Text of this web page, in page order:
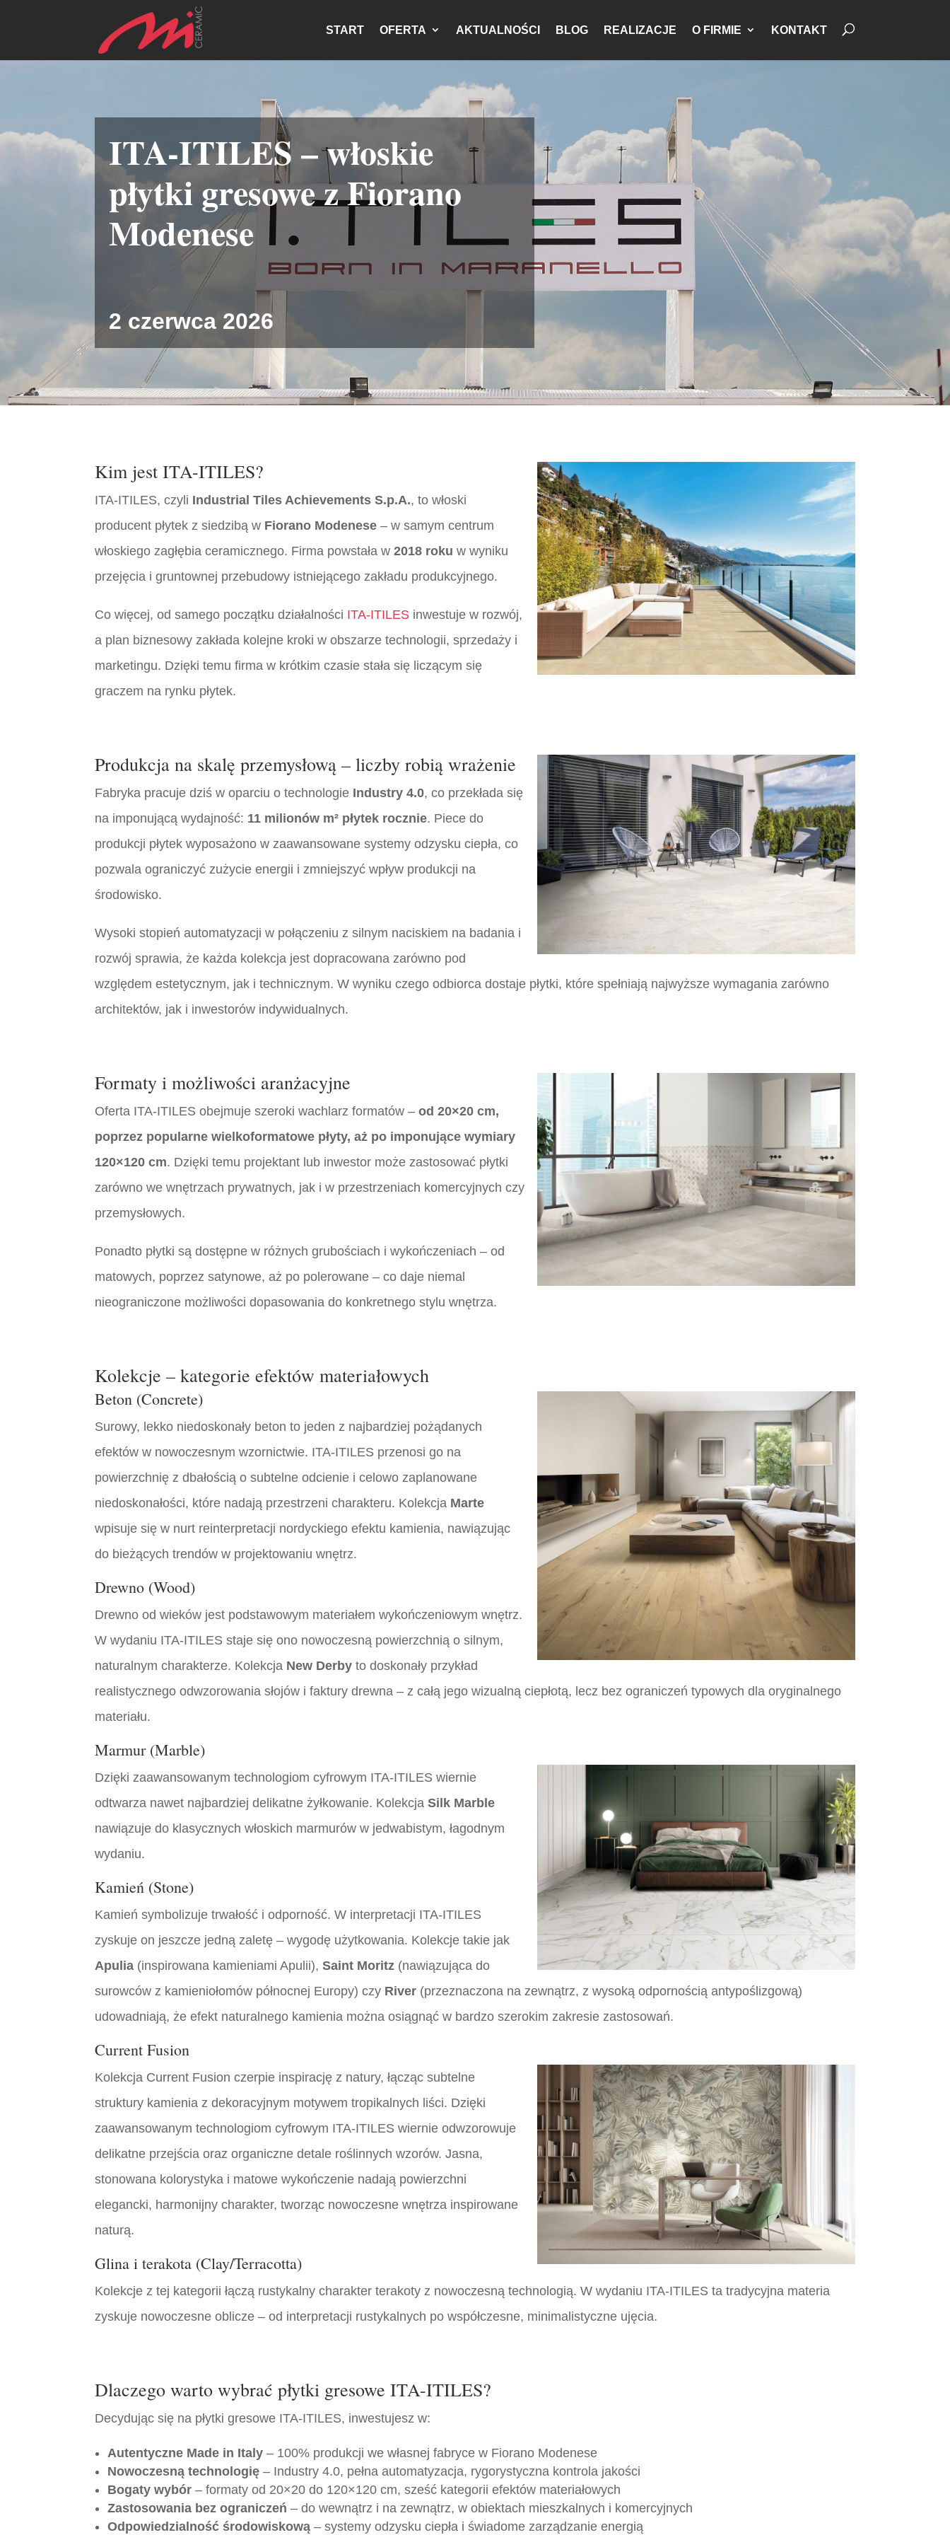
START OFERTA AKTUALNOŚCI BLOG REALIZACJE O FIRMIE KONTAKT
ITA-ITILES – włoskie
płytki gresowe z Fiorano
Modenese
2 czerwca 2026
Kim jest ITA-ITILES?
ITA-ITILES, czyli Industrial Tiles Achievements S.p.A., to włoski
producent płytek z siedzibą w Fiorano Modenese – w samym centrum
włoskiego zagłębia ceramicznego. Firma powstała w2018 roku w wyniku
przejęcia i gruntownej przebudowy istniejącego zakładu produkcyjnego.
Co więcej, od samego początku działalności ITA-ITILES inwestuje w rozwój,
a plan biznesowy zakłada kolejne kroki w obszarze technologii, sprzedaży i
marketingu. Dzięki temu firma w krótkim czasie stała się liczącym się
graczem na rynku płytek.
Produkcja na skalę przemysłową – liczby robią wrażenie
Fabryka pracuje dziś w oparciu o technologie Industry 4.0, co przekłada się
na imponującą wydajność: 11 milionów m² płytek rocznie. Piece do
produkcji płytek wyposażono w zaawansowane systemy odzysku ciepła, co
pozwala ograniczyć zużycie energii i zmniejszyć wpływ produkcji na
środowisko.
Wysoki stopień automatyzacji w połączeniu z silnym naciskiem na badania i
rozwój sprawia, że każda kolekcja jest dopracowana zarówno pod
względem estetycznym, jak i technicznym. W wyniku czego odbiorca dostaje płytki, które spełniają najwyższe wymagania zarówno
architektów, jak i inwestorów indywidualnych.
Formaty i możliwości aranżacyjne
Oferta ITA-ITILES obejmuje szeroki wachlarz formatów –od 20×20 cm,
poprzez popularne wielkoformatowe płyty, aż po imponujące wymiary
120×120 cm. Dzięki temu projektant lub inwestor może zastosować płytki
zarówno we wnętrzach prywatnych, jak i w przestrzeniach komercyjnych czy
przemysłowych.
Ponadto płytki są dostępne w różnych grubościach i wykończeniach – od
matowych, poprzez satynowe, aż po polerowane – co daje niemal
nieograniczone możliwości dopasowania do konkretnego stylu wnętrza.
Kolekcje – kategorie efektów materiałowych
Beton (Concrete)
Surowy, lekko niedoskonały beton to jeden z najbardziej pożądanych
efektów w nowoczesnym wzornictwie. ITA-ITILES przenosi go na
powierzchnię z dbałością o subtelne odcienie i celowo zaplanowane
niedoskonałości, które nadają przestrzeni charakteru. Kolekcja Marte
wpisuje się w nurt reinterpretacji nordyckiego efektu kamienia, nawiązując
do bieżących trendów w projektowaniu wnętrz.
Drewno (Wood)
Drewno od wieków jest podstawowym materiałem wykończeniowym wnętrz.
W wydaniu ITA-ITILES staje się ono nowoczesną powierzchnią o silnym,
naturalnym charakterze. Kolekcja New Derby to doskonały przykład
realistycznego odwzorowania słojów i faktury drewna – z całą jego wizualną ciepłotą, lecz bez ograniczeń typowych dla oryginalnego
materiału.
Marmur (Marble)
Dzięki zaawansowanym technologiom cyfrowym ITA-ITILES wiernie
odtwarza nawet najbardziej delikatne żyłkowanie. KolekcjaSilk Marble
nawiązuje do klasycznych włoskich marmurów w jedwabistym, łagodnym
wydaniu.
Kamień (Stone)
Kamień symbolizuje trwałość i odporność. W interpretacji ITA-ITILES
zyskuje on jeszcze jedną zaletę – wygodę użytkowania. Kolekcje takie jak
Apulia (inspirowana kamieniami Apulii),Saint Moritz (nawiązująca do
surowców z kamieniołomów północnej Europy) czy River (przeznaczona na zewnątrz, z wysoką odpornością antypoślizgową)
udowadniają, że efekt naturalnego kamienia można osiągnąć w bardzo szerokim zakresie zastosowań.
Current Fusion
Kolekcja Current Fusion czerpie inspirację z natury, łącząc subtelne
struktury kamienia z dekoracyjnym motywem tropikalnych liści. Dzięki
zaawansowanym technologiom cyfrowym ITA-ITILES wiernie odwzorowuje
delikatne przejścia oraz organiczne detale roślinnych wzorów. Jasna,
stonowana kolorystyka i matowe wykończenie nadają powierzchni
elegancki, harmonijny charakter, tworząc nowoczesne wnętrza inspirowane
naturą.
Glina i terakota (Clay/Terracotta)
Kolekcje z tej kategorii łączą rustykalny charakter terakoty z nowoczesną technologią. W wydaniu ITA-ITILES ta tradycyjna materia
zyskuje nowoczesne oblicze – od interpretacji rustykalnych po współczesne, minimalistyczne ujęcia.
Dlaczego warto wybrać płytki gresowe ITA-ITILES?
Decydując się na płytki gresowe ITA-ITILES, inwestujesz w:
Autentyczne Made in Italy – 100% produkcji we własnej fabryce w Fiorano Modenese
Nowoczesną technologię – Industry 4.0, pełna automatyzacja, rygorystyczna kontrola jakości
Bogaty wybór – formaty od 20×20 do 120×120 cm, sześć kategorii efektów materiałowych
Zastosowania bez ograniczeń – do wewnątrz i na zewnątrz, w obiektach mieszkalnych i komercyjnych
Odpowiedzialność środowiskową – systemy odzysku ciepła i świadome zarządzanie energią